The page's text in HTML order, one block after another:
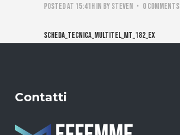
Posted at 15:41hin by steven 0 Comments
Scheda_tecnica_Multitel_MT_182_EX
Contatti